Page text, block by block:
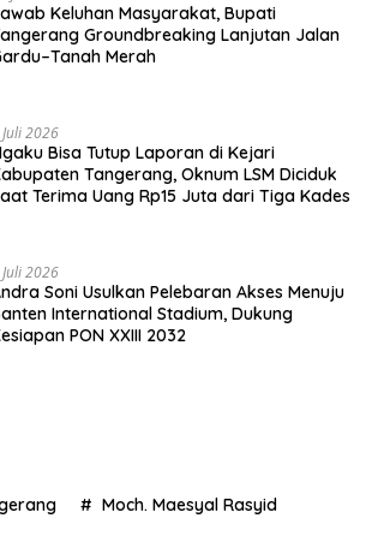
Keluhan Masyarakat, Bupati
Groundbreaking Lanjutan Jalan
Merah
Juli 2026
Bisa Tutup Laporan di Kejari
Tangerang, Oknum LSM Diciduk
Terima Uang Rp15 Juta dari Tiga Kades
Juli 2026
Soni Usulkan Pelebaran Akses Menuju
International Stadium, Dukung
PON XXIII 2032
Moch. Maesyal Rasyid